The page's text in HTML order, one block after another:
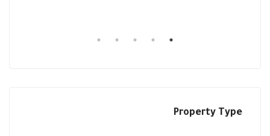
Property Type